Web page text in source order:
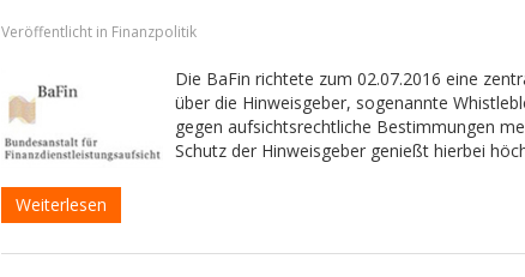
Veröffentlicht in Finanzpolitik
Die BaFin richtete zum 02.07.2016 eine
über die Hinweisgeber, sogenannte
gegen aufsichtsrechtliche Bestimmungen
Schutz der Hinweisgeber genießt hierbei
Weiterlesen